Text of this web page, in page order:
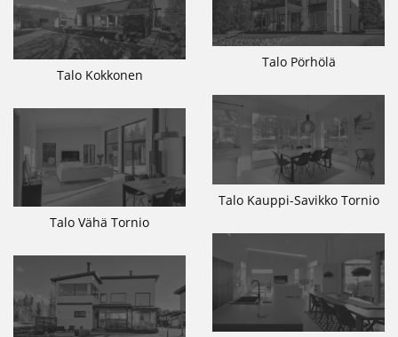
Talo Pörhölä
Talo Kokkonen
Talo Kauppi-Savikko Tornio
Talo Vähä Tornio